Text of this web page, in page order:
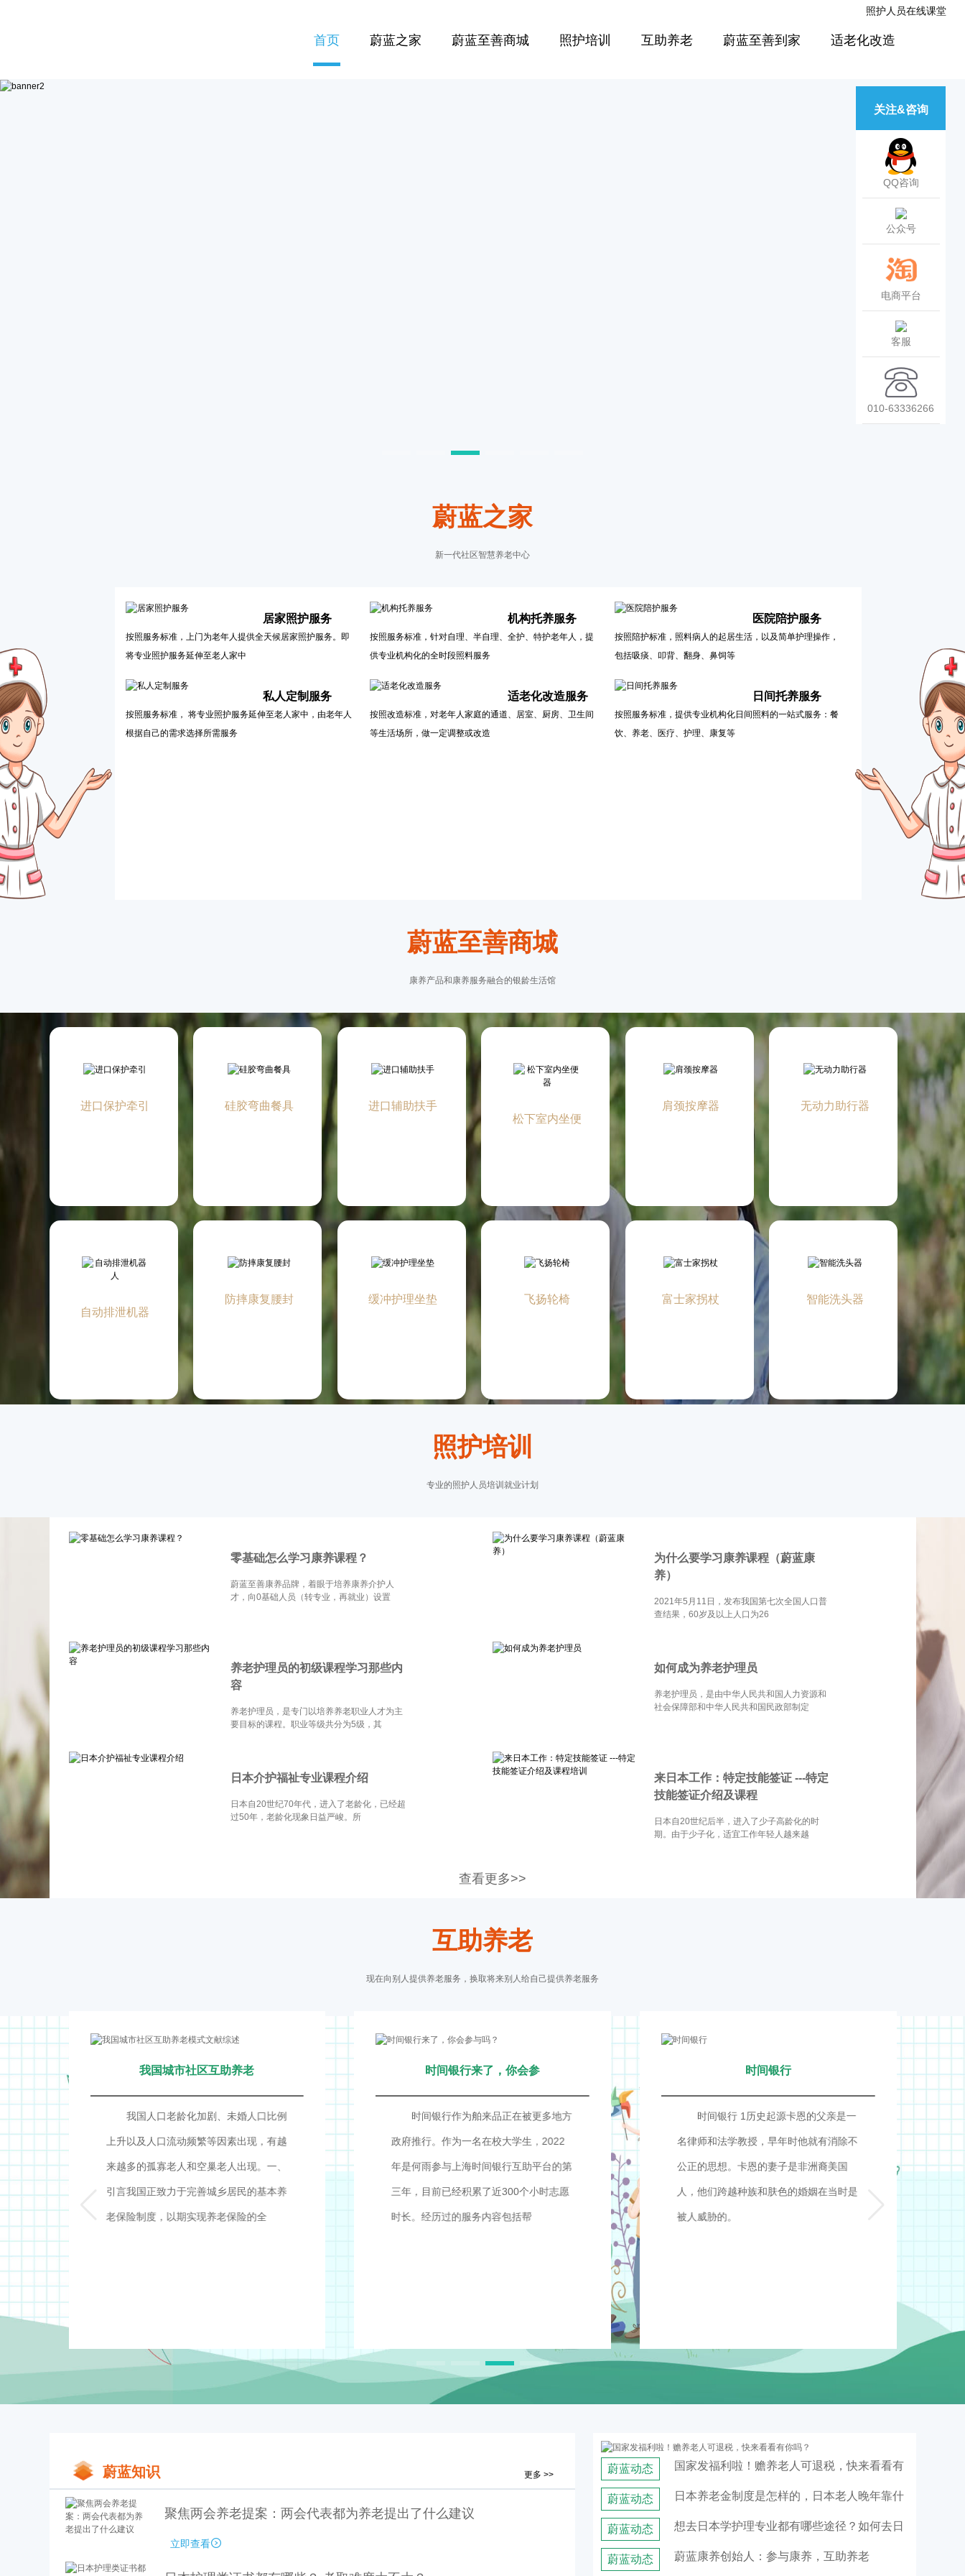
首页 蔚蓝之家 蔚蓝至善商城 照护培训 互助养老 蔚蓝至善到家 适老化改造
照护人员在线课堂
蔚蓝之家
新一代社区智慧养老中心
居家照护服务
按照服务标准，上门为老年人提供全天候居家照护服务。即
将专业照护服务延伸至老人家中
机构托养服务
按照服务标准，针对自理、半自理、全护、特护老年人，提
供专业机构化的全时段照料服务
医院陪护服务
按照陪护标准，照料病人的起居生活，以及简单护理操作，
包括吸痰、叩背、翻身、鼻饲等
私人定制服务
按照服务标准， 将专业照护服务延伸至老人家中，由老年人
根据自己的需求选择所需服务
适老化改造服务
按照改造标准，对老年人家庭的通道、居室、厨房、卫生间
等生活场所，做一定调整或改造
日间托养服务
按照服务标准，提供专业机构化日间照料的一站式服务：餐
饮、养老、医疗、护理、康复等
蔚蓝至善商城
康养产品和康养服务融合的银龄生活馆
进口保护牵引 硅胶弯曲餐具
进口辅助扶手
松下室内坐便
肩颈按摩器 无动力助行器
自动排泄机器
防摔康复腰封 缓冲护理坐垫 飞扬轮椅 富士家拐杖 智能洗头器
照护培训
专业的照护人员培训就业计划
零基础怎么学习康养课程？
蔚蓝至善康养品牌，着眼于培养康养介护人
才，向0基础人员（转专业，再就业）设置
为什么要学习康养课程（蔚蓝康
养）
2021年5月11日，发布我国第七次全国人口普
查结果，60岁及以上人口为26
养老护理员的初级课程学习那些内
容
养老护理员，是专门以培养养老职业人才为主
要目标的课程。职业等级共分为5级，其
如何成为养老护理员
养老护理员，是由中华人民共和国人力资源和
社会保障部和中华人民共和国民政部制定
日本介护福祉专业课程介绍
日本自20世纪70年代，进入了老龄化，已经超
过50年，老龄化现象日益严峻。所
来日本工作：特定技能签证 ---特定
技能签证介绍及课程
日本自20世纪后半，进入了少子高龄化的时
期。由于少子化，适宜工作年轻人越来越
查看更多>>
互助养老
现在向别人提供养老服务，换取将来别人给自己提供养老服务
我国城市社区互助养老
我国人口老龄化加剧、未婚人口比例
上升以及人口流动频繁等因素出现，有越
来越多的孤寡老人和空巢老人出现。一、
引言我国正致力于完善城乡居民的基本养
老保险制度，以期实现养老保险的全
时间银行来了，你会参
时间银行作为舶来品正在被更多地方
政府推行。作为一名在校大学生，2022
年是何雨参与上海时间银行互助平台的第
三年，目前已经积累了近300个小时志愿
时长。经历过的服务内容包括帮
时间银行
时间银行 1历史起源卡恩的父亲是一
名律师和法学教授，早年时他就有消除不
公正的思想。卡恩的妻子是非洲裔美国
人，他们跨越种族和肤色的婚姻在当时是
被人威胁的。
蔚蓝知识 更多
聚焦两会养老提案：两会代表都为养老提出了什么建议
立即查看
蔚蓝动态 国家发福利啦！赡养老人可退税，快来看看有
蔚蓝动态 日本养老金制度是怎样的，日本老人晚年靠什
蔚蓝动态 想去日本学护理专业都有哪些途径？如何去日
蔚蓝动态 蔚蓝康养创始人：参与康养，互助养老
关注&咨询
QQ咨询
公众号
电商平台
客服
010-63336266